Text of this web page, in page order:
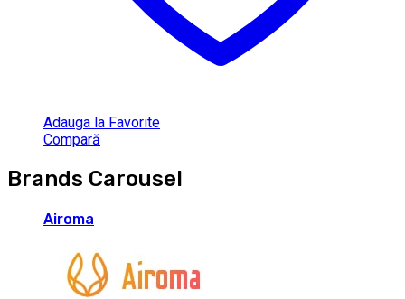
Adauga la Favorite
Compară
Brands Carousel
Airoma